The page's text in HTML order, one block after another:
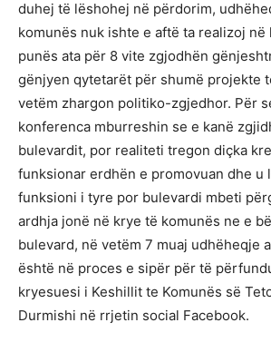
duhej të lëshohej në përdorim,
komunës nuk ishte e aftë ta realizoj në
punës ata për 8 vite zgjodhën
gënjyen qytetarët për shumë projekte
vetëm zhargon politiko-zgjedhor. Për
konferenca mburreshin se e kanë
bulevardit, por realiteti tregon diçka
funksionar erdhën e promovuan dhe u
funksioni i tyre por bulevardi mbeti
ardhja jonë në krye të komunës ne e
bulevard, në vetëm 7 muaj udhëheqje
është në proces e sipër për të
kryesuesi i Keshillit te Komunës së
Durmishi në rrjetin social Facebook.